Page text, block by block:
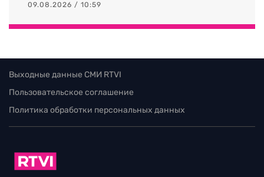
09.08.2026 / 10:59
Выходные данные СМИ RTVI
Пользовательское соглашение
Политика обработки персональных данных